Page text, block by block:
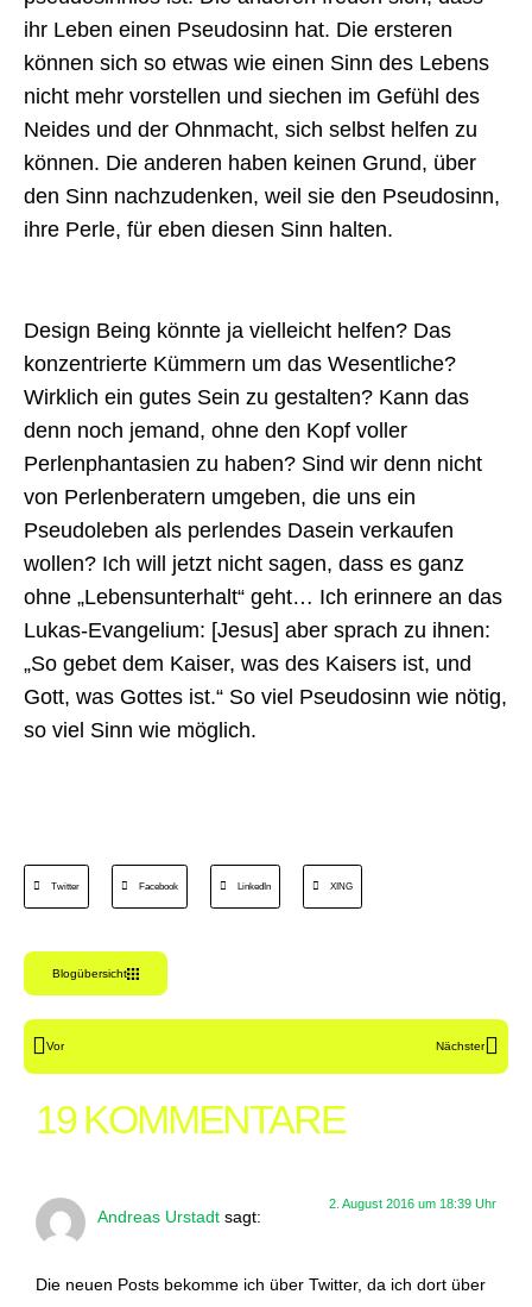
ihr Leben einen Pseudosinn hat. Die ersteren
können sich so etwas wie einen Sinn des Lebens
nicht mehr vorstellen und siechen im Gefühl des
Neides und der Ohnmacht, sich selbst helfen zu
können. Die anderen haben keinen Grund, über
den Sinn nachzudenken, weil sie den Pseudosinn,
ihre Perle, für eben diesen Sinn halten.
Design Being könnte ja vielleicht helfen? Das
konzentrierte Kümmern um das Wesentliche?
Wirklich ein gutes Sein zu gestalten? Kann das
denn noch jemand, ohne den Kopf voller
Perlenphantasien zu haben? Sind wir denn nicht
von Perlenberatern umgeben, die uns ein
Pseudoleben als perlendes Dasein verkaufen
wollen? Ich will jetzt nicht sagen, dass es ganz
ohne „Lebensunterhalt“ geht… Ich erinnere an das
Lukas-Evangelium: [Jesus] aber sprach zu ihnen:
„So gebet dem Kaiser, was des Kaisers ist, und
Gott, was Gottes ist.“ So viel Pseudosinn wie nötig,
so viel Sinn wie möglich.
Twitter Facebook LinkedIn XING
Blogübersicht
Vor Nächster
19 KOMMENTARE
Andreas Urstadt sagt:
2. August 2016 um 18:39 Uhr
Die neuen Posts bekomme ich über Twitter, da ich dort über